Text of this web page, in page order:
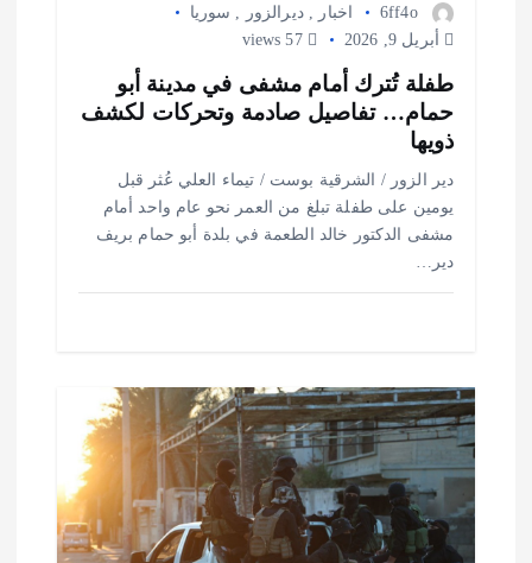
6ff4o اخبار ,ديرالزور
سوريا
أبريل 9, 2026
57 views
طفلة تُترك أمام مشفى في مدينة أبو
حمام… تفاصيل صادمة وتحركات لكشف
ذويها
دير الزور / الشرقية بوست / تيماء العلي عُثر قبل
يومين على طفلة تبلغ من العمر نحو عام واحد أمام
مشفى الدكتور خالد الطعمة في بلدة أبو حمام بريف
دير…